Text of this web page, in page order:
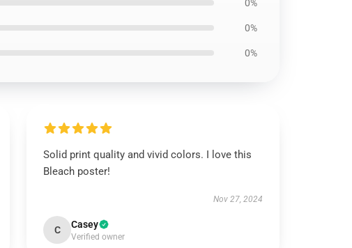
0%
0%
0%
Solid print quality and vivid colors. I love this
Bleach poster!
Nov 27, 2024
C Casey
Verified owner